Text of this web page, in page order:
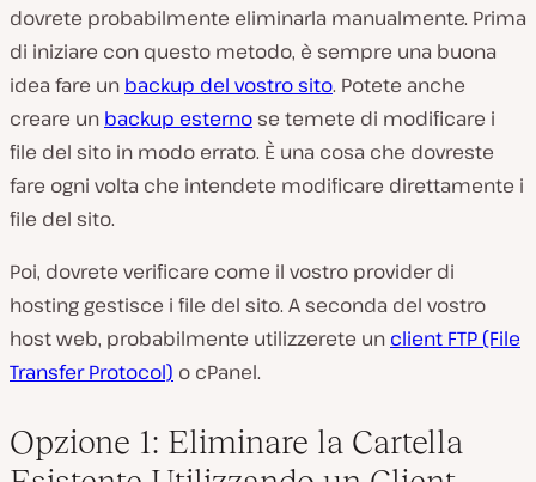
dovrete probabilmente eliminarla manualmente. Prima
di iniziare con questo metodo, è sempre una buona
idea fare un backup del vostro sito. Potete anche
creare un backup esterno se temete di modificare i
file del sito in modo errato. È una cosa che dovreste
fare ogni volta che intendete modificare direttamente i
file del sito.
Poi, dovrete verificare come il vostro provider di
hosting gestisce i file del sito. A seconda del vostro
host web, probabilmente utilizzerete un client FTP (File
Transfer Protocol) o cPanel.
Opzione 1: Eliminare la Cartella